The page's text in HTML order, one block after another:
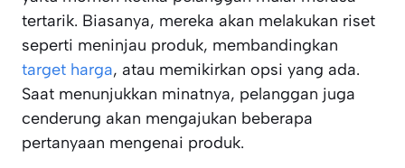
tertarik. Biasanya, mereka akan melakukan riset
seperti meninjau produk, membandingkan
target harga, atau memikirkan opsi yang ada.
Saat menunjukkan minatnya, pelanggan juga
cenderung akan mengajukan beberapa
pertanyaan mengenai produk.